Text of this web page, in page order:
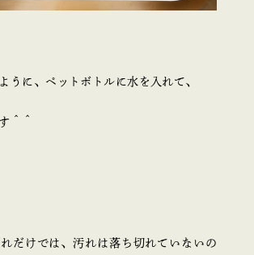
うに、ペットボトルに水を入れて、
＾＾
だけでは、汚れは落ち切れていないの